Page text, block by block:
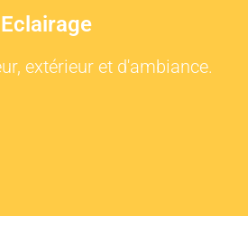
Eclairage
extérieur et d'ambiance.